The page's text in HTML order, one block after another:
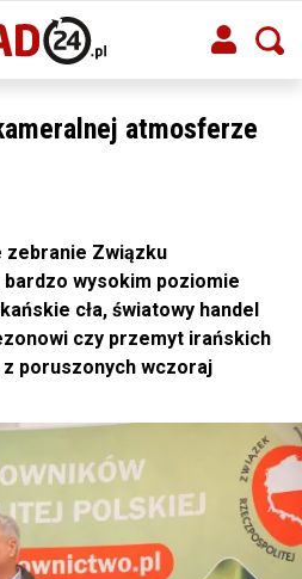
atmosferze
zebranie Związku
bardzo wysokim poziomie
cła, światowy handel
czy przemyt irańskich
poruszonych wczoraj